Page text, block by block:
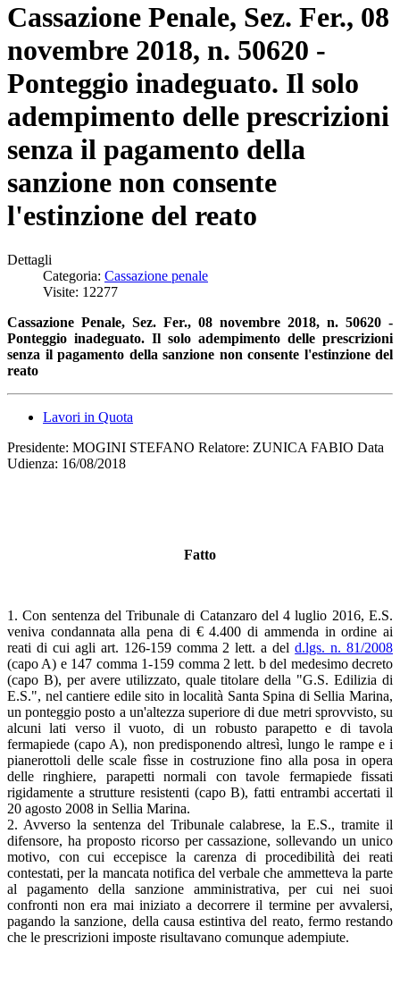
Cassazione Penale, Sez. Fer., 08
novembre 2018, n. 50620 -
Ponteggio inadeguato. Il solo
adempimento delle prescrizioni
senza il pagamento della
sanzione non consente
l'estinzione del reato
Dettagli
Categoria: Cassazione penale
Visite: 12277
Cassazione Penale, Sez. Fer., 08 novembre 2018, n. 50620 -
Ponteggio inadeguato. Il solo adempimento delle prescrizioni
senza il pagamento della sanzione non consente l'estinzione del
reato
Lavori in Quota
Presidente: MOGINI STEFANO Relatore: ZUNICA FABIO Data
Udienza: 16/08/2018
Fatto
1. Con sentenza del Tribunale di Catanzaro del 4 luglio 2016, E.S.
veniva condannata alla pena di € 4.400 di ammenda in ordine ai
reati di cui agli art. 126-159 comma 2 lett. a deld.lgs. n. 81/2008
(capo A) e 147 comma 1-159 comma 2 lett. b del medesimo decreto
(capo B), per avere utilizzato, quale titolare della "G.S. Edilizia di
E.S.", nel cantiere edile sito in località Santa Spina di Sellia Marina,
un ponteggio posto a un'altezza superiore di due metri sprovvisto, su
alcuni lati verso il vuoto, di un robusto parapetto e di tavola
fermapiede (capo A), non predisponendo altresì, lungo le rampe e i
pianerottoli delle scale fìsse in costruzione fino alla posa in opera
delle ringhiere, parapetti normali con tavole fermapiede fissati
rigidamente a strutture resistenti (capo B), fatti entrambi accertati il
20 agosto 2008 in Sellia Marina.
2. Avverso la sentenza del Tribunale calabrese, la E.S., tramite il
difensore, ha proposto ricorso per cassazione, sollevando un unico
motivo, con cui eccepisce la carenza di procedibilità dei reati
contestati, per la mancata notifica del verbale che ammetteva la parte
al pagamento della sanzione amministrativa, per cui nei suoi
confronti non era mai iniziato a decorrere il termine per avvalersi,
pagando la sanzione, della causa estintiva del reato, fermo restando
che le prescrizioni imposte risultavano comunque adempiute.